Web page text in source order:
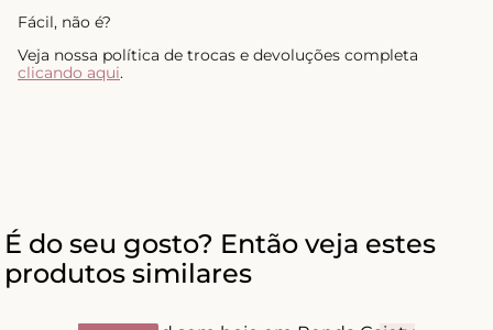
Fácil, não é?
Veja nossa política de trocas e devoluções completa
clicando aqui.
É do seu gosto? Então veja estes
produtos similares